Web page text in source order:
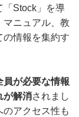
「Stock」を導
マニュアル、教
の情報を集約す
員が必要な情報
が解消されまし
アクセス性も